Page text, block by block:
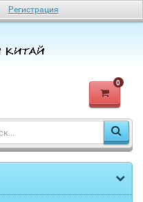
Регистрация
0